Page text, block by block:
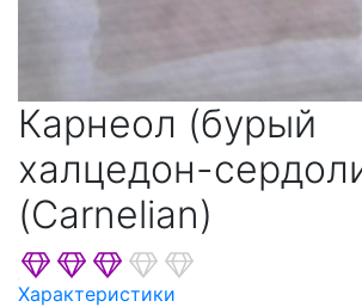
Карнеол (бурый
халцедон-
(Carnelian)
Характеристики